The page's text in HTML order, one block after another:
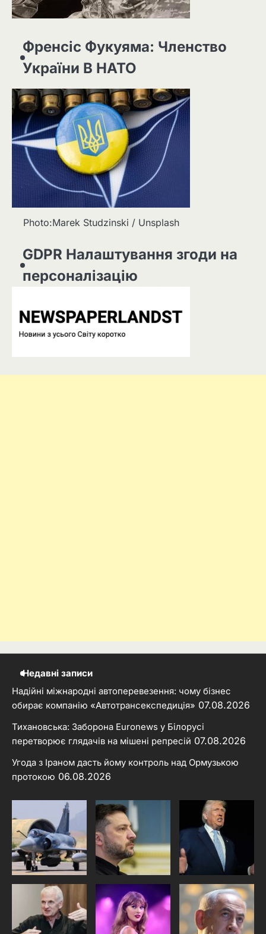
Френсіс Фукуяма: Членство
України В НАТО
Photo:Marek Studzinski / Unsplash
GDPR Налаштування згоди на
персоналізацію
Недавні записи
Надійні міжнародні автоперевезення: чому бізнес
обирає компанію «Автотрансекспедиція» 07.08.2026
Тихановська: Заборона Euronews у Білорусі
перетворює глядачів на мішені репресій 07.08.2026
Угода з Іраном дасть йому контроль над Ормузькою
протокою 06.08.2026